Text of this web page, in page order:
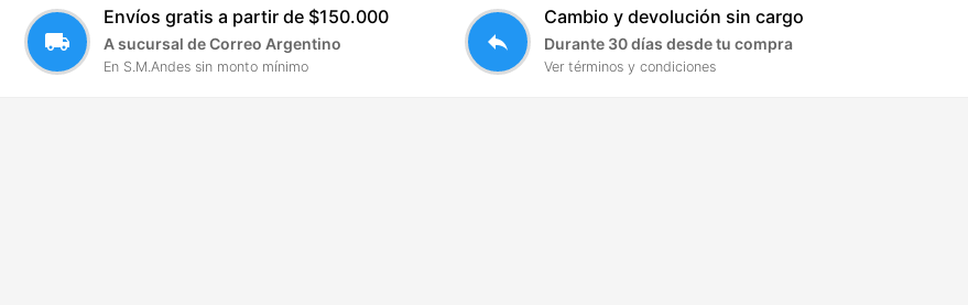
local_shipping
Envíos gratis a partir de $150.000
A sucursal de Correo Argentino
En S.M.Andes sin monto mínimo
reply
Cambio y devolución sin cargo
Durante 30 días desde tu compra
Ver términos y condiciones